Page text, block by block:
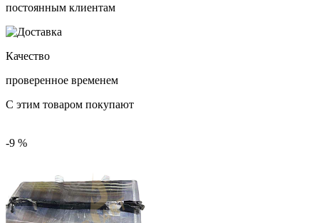
постоянным клиентам
Качество
проверенное временем
С этим товаром покупают
-9 %